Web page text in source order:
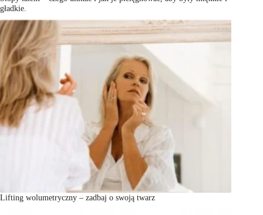
gładkie.
Lifting wolumetryczny – zadbaj o swoją twarz